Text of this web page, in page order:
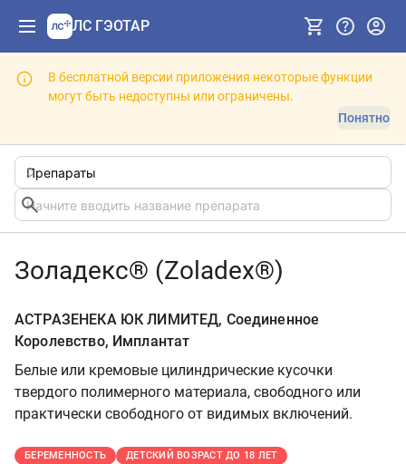
ЛС ГЭОТАР
В бесплатной версии приложения некоторые функции
могут быть недоступны или ограничены.
Понятно
Золадекс® (Zoladex®)
АСТРАЗЕНЕКА ЮК ЛИМИТЕД, Соединенное
Королевство, Имплантат
Белые или кремовые цилиндрические кусочки
твердого полимерного материала, свободного или
практически свободного от видимых включений.
БЕРЕМЕННОСТЬ
ДЕТСКИЙ ВОЗРАСТ ДО 18 ЛЕТ